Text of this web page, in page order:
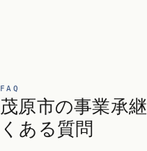
FAQ
茂原市の事業承
くある質問